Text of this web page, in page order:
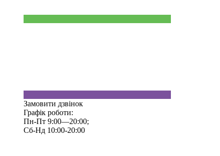
Замовити дзвінок
Графік роботи:
Пн-Пт 9:00—20:00;
Сб-Нд 10:00-20:00